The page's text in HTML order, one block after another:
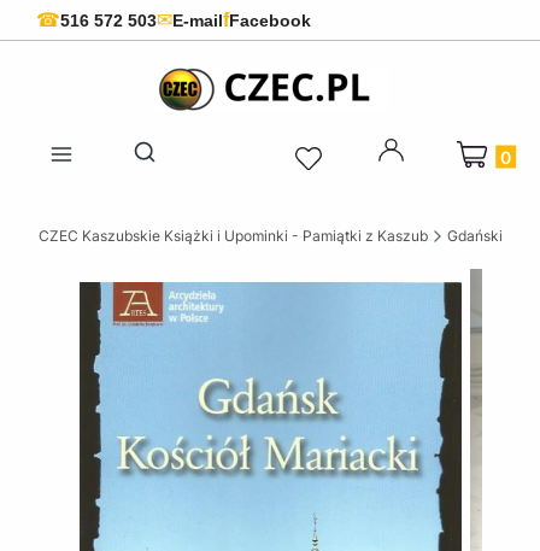
☎516 572 503✉E-mailfFacebook
Otwórz wyszukiwarkę
Produkty
CZEC Kaszubskie Książki i Upominki - Pamiątki z Kaszub Gdańskie